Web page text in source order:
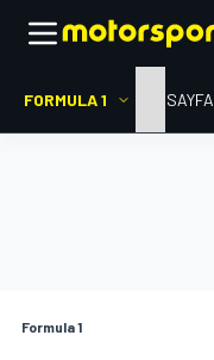
FORMULA 1 ANA SAYFA
Formula 1